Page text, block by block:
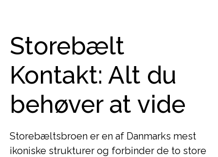
Storebælt
Kontakt: Alt du
behøver at vide
Storebæltsbroen er en af Danmarks mest
ikoniske strukturer og forbinder de to store